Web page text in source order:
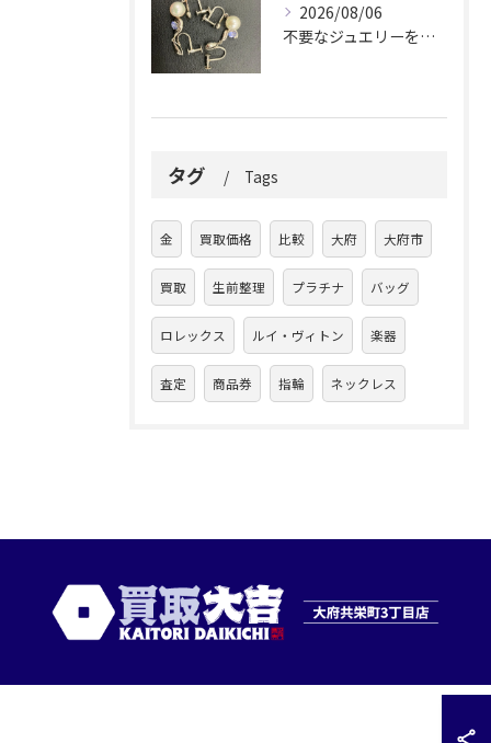
2026/08/06
不要なジュエリーを眠らせていませんか？
タグ Tags
金 買取価格 比較 大府 大府市
買取 生前整理 プラチナ バッグ
ロレックス ルイ・ヴィトン 楽器
査定 商品券 指輪 ネックレス